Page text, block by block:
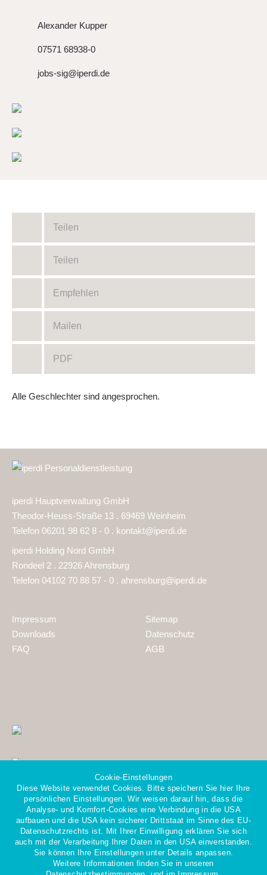
Cookie-Einstellungen
Diese Website verwendet Cookies. Bitte speichern Sie hier Ihre
persönlichen Einstellungen. Wir weisen darauf hin, dass die
Analyse- und Komfort-Cookies eine Verbindung in die USA
aufbauen und die USA kein sicherer Drittstaat im Sinne des EU-
Datenschutzrechts ist. Mit Ihrer Einwilligung erklären Sie sich
auch mit der Verarbeitung Ihrer Daten in den USA einverstanden.
Sie können Ihre Einstellungen unter Details anpassen.
Weitere Informationen finden Sie in unseren
Alexander Kupper
07571 68938-0
jobs-sig@iperdi.de
Teilen
Teilen
Empfehlen
Mailen
PDF
Alle Geschlechter sind angesprochen.
iperdi Hauptverwaltung GmbH
Theodor-Heuss-Straße 13 . 69469 Weinheim
Telefon 06201 98 62 8 - 0 . kontakt@iperdi.de
iperdi Holding Nord GmbH
Rondeel 2 . 22926 Ahrensburg
Telefon 04102 70 88 57 - 0 . ahrensburg@iperdi.de
Impressum
Downloads
FAQ
Sitemap
Datenschutz
AGB
Mitglied im Gesamtverband
der Personaldienstleister e.V.